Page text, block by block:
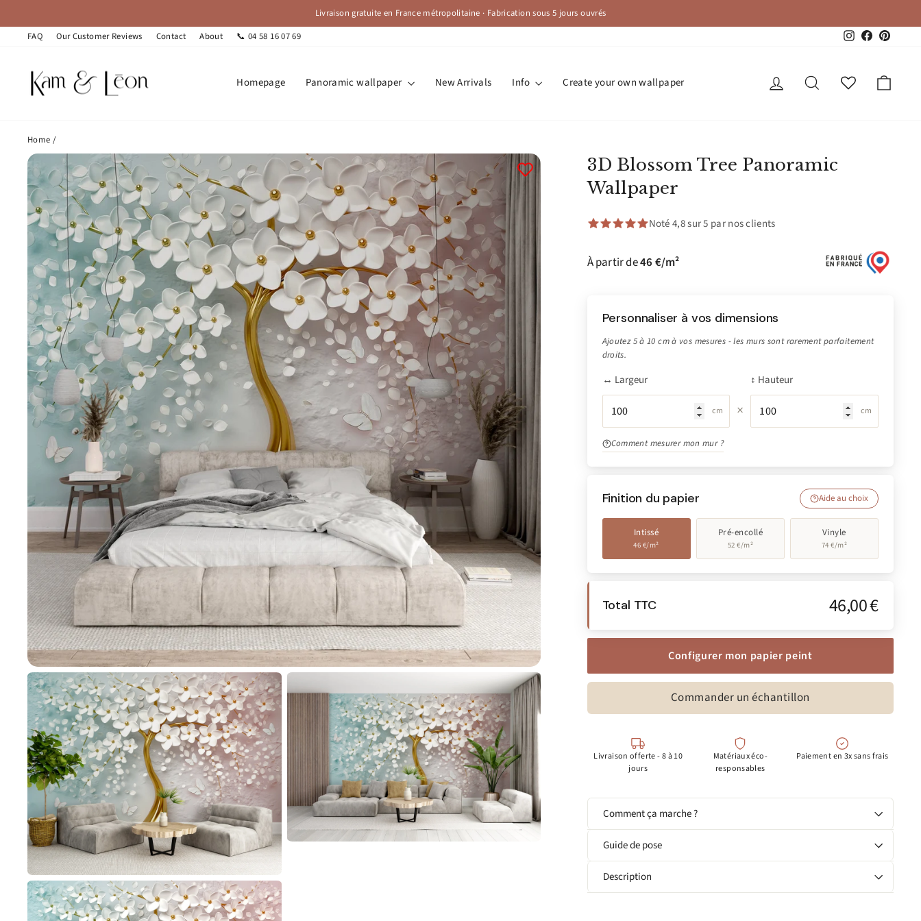
content
Pause
Livraison gratuite en France métropolitaine · Fabrication sous 5 jours ouvrés
FAQ
Our Customer Reviews Contact About 📞 04 58 16 07 69 Instagram
Facebook
Homepage Panoramic wallpaper New Arrivals Info Create your own wallpaper Log in Search
Home /
3D Blossom Tree Panoramic
Wallpaper
Noté 4,8 sur 5 par nos clients
À partir de46 €/m²
Personnaliser à vos dimensions
Ajoutez 5 à 10 cm à vos mesures - les murs sont rarement parfaitement
droits.
↔ Largeur
cm ×
↕ Hauteur
cm
Comment mesurer mon mur ?
Finition du papier Aide au choix
Intissé
46 €/m²
Pré-encollé
52 €/m²
Vinyle
74 €/m²
Total TTC 46,00 €
Configurer mon papier peint
Commander un échantillon
Livraison offerte - 8 à 10
jours
Matériaux éco-
responsables
Paiement en 3x sans frais
Comment ça marche ?
Guide de pose
Description